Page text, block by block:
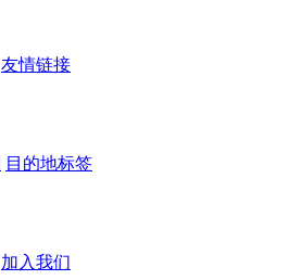
友情链接
目的地标签
加入我们